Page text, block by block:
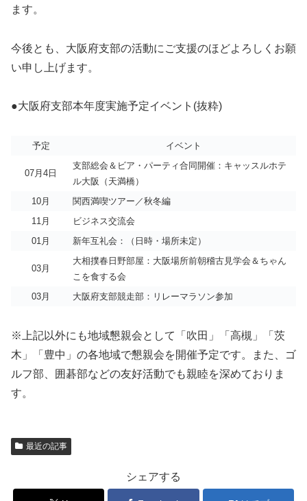
ます。
今後とも、大阪府支部の活動にご支援のほどよろしくお願
い申し上げます。
●大阪府支部本年度実施予定イベント(抜粋)
予定 イベント
07月4日
支部総会＆ビア・パーティ合同開催：キャッスルホテ
ル大阪（天満橋）
10月
関西満喫ツアー／秋冬編
11月
ビジネス交流会
01月
新年互礼会：（日時・場所未定）
03月
大相撲春日野部屋：大阪場所前朝稽古見学会＆ちゃん
こを食する会
03月
大阪府支部競走部：リレーマラソン参加
※上記以外にも地域懇親会として「吹田」「高槻」「茨
木」「豊中」の各地域で懇親会を開催予定です。また、ゴ
ルフ部、囲碁部などの友好活動でも親睦を深めておりま
す。
最近の記事
シェアする